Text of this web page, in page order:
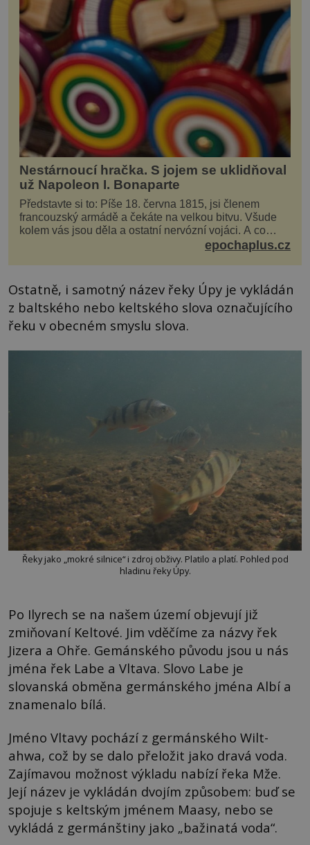
Nestárnoucí hračka. S jojem se uklidňoval
už Napoleon I. Bonaparte
Představte si to: Píše 18. června 1815, jsi členem
francouzský armádě a čekáte na velkou bitvu. Všude
kolem vás jsou děla a ostatní nervózní vojáci. A co
děláte vy? Hrajete si… s jojem! Zdá se v...epochaplus.cz
Ostatně, i samotný název řeky Úpy je vykládán
z baltského nebo keltského slova označujícího
řeku v obecném smyslu slova.
Řeky jako „mokré silnice“ i zdroj obživy. Platilo a platí. Pohled pod
hladinu řeky Úpy.
Po Ilyrech se na našem území objevují již
zmiňovaní Keltové. Jim vděčíme za názvy řek
Jizera a Ohře. Gemánského původu jsou u nás
jména řek Labe a Vltava. Slovo Labe je
slovanská obměna germánského jména Albí a
znamenalo bílá.
Jméno Vltavy pochází z germánského Wilt-
ahwa, což by se dalo přeložit jako dravá voda.
Zajímavou možnost výkladu nabízí řeka Mže.
Její název je vykládán dvojím způsobem: buď se
spojuje s keltským jménem Maasy, nebo se
vykládá z germánštiny jako „bažinatá voda“.